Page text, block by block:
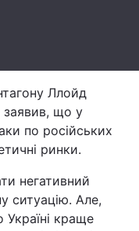
Ллойд
заявив, що у
по російських
ринки.
негативний
ситуацію. Але,
краще